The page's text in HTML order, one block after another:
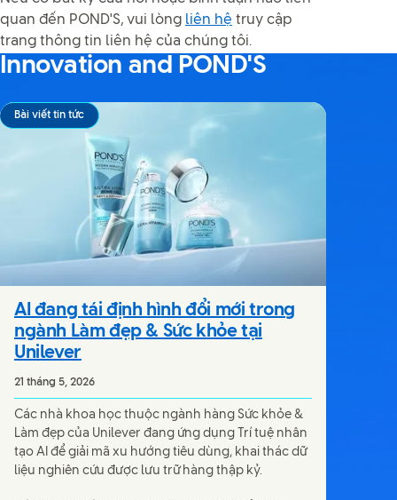
quan đến POND'S, vui lòng liên hệ truy cập
trang thông tin liên hệ của chúng tôi.
Innovation and POND'S
Bài viết tin tức
AI đang tái định hình đổi mới trong
ngành Làm đẹp & Sức khỏe tại
Unilever
21 tháng 5, 2026
Các nhà khoa học thuộc ngành hàng Sức khỏe &
Làm đẹp của Unilever đang ứng dụng Trí tuệ nhân
tạo AI để giải mã xu hướng tiêu dùng, khai thác dữ
liệu nghiên cứu được lưu trữ hàng thập kỷ.